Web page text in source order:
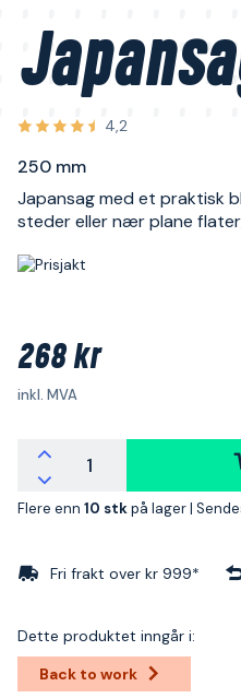
4,2
250 mm
Japansag med et praktisk
steder eller nær plane flater,
268 kr
inkl. MVA
Flere enn 10 stkpå lager |
Fri frakt over kr 999*
Dette produktet inngår i:
Back to work